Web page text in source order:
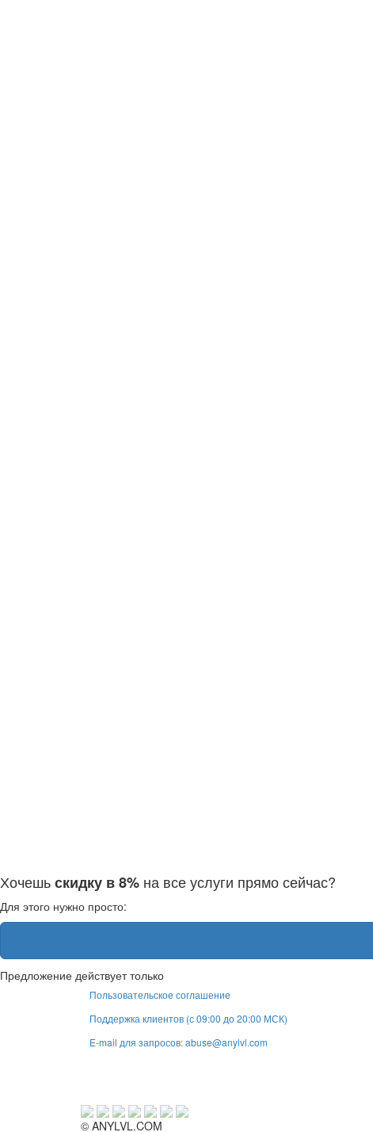
Хочешьскидку в 8% на все услуги прямо сейчас?
Для этого нужно просто:
Предложение действует только
Пользовательское соглашение
Поддержка клиентов (с 09:00 до 20:00 МСК)
E-mail для запросов: abuse@anylvl.com
© ANYLVL.COM